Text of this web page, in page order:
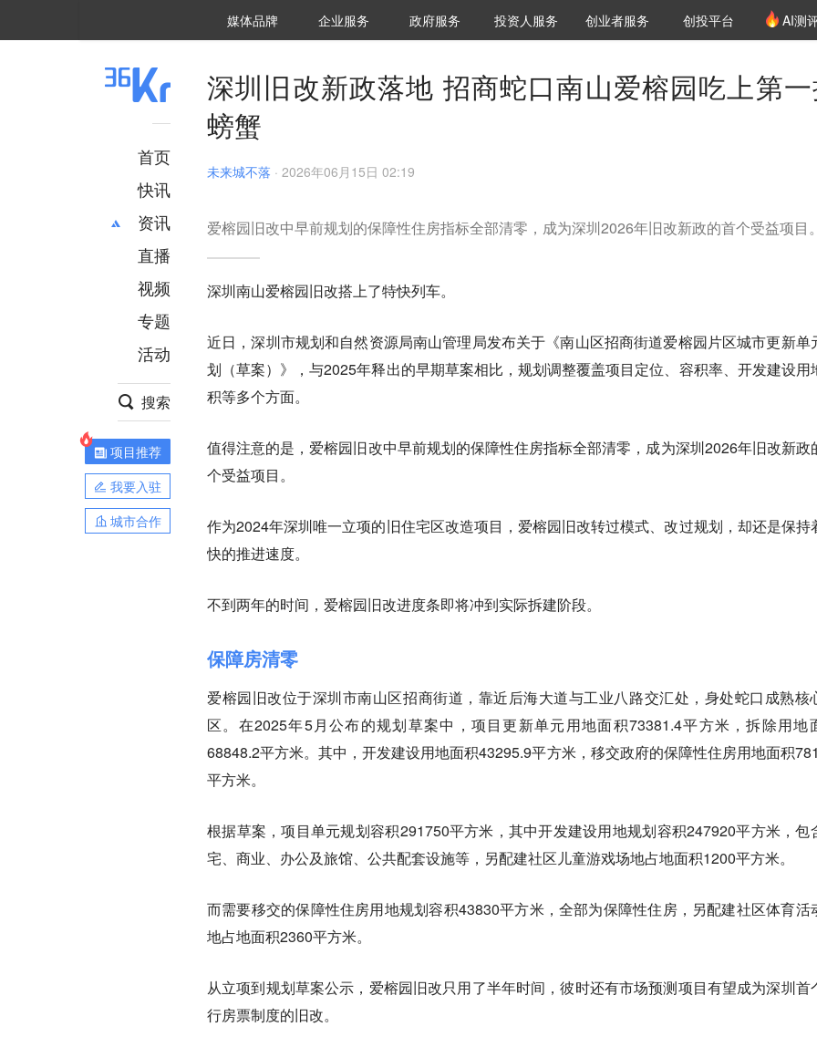
媒体品牌 36Kr研究院
企业服务 城市之窗
政府服务 VClub投资机构库
投资机构职位推介
投资人服务 创投氪堂
创业者服务 创投平台 AI测
首页
快讯
资讯
推荐
财经
项目推荐
安徽
直播
视频
专题
活动
搜索
项目推荐
我要入驻
城市合作
深圳旧改新政落地 招商蛇口南山爱榕园吃上第
螃蟹
未来城不落 · 2026年06月15日 02:19
爱榕园旧改中早前规划的保障性住房指标全部清零，成为深圳2026年旧改新政的首个受益项目。
深圳南山爱榕园旧改搭上了特快列车。
近日，深圳市规划和自然资源局南山管理局发布关于《南山区招商街道爱榕园片区城市更新单
划（草案）》，与2025年释出的早期草案相比，规划调整覆盖项目定位、容积率、开发建设用
积等多个方面。
值得注意的是，爱榕园旧改中早前规划的保障性住房指标全部清零，成为深圳2026年旧改新政
个受益项目。
作为2024年深圳唯一立项的旧住宅区改造项目，爱榕园旧改转过模式、改过规划，却还是保持
快的推进速度。
不到两年的时间，爱榕园旧改进度条即将冲到实际拆建阶段。
保障房清零
爱榕园旧改位于深圳市南山区招商街道，靠近后海大道与工业八路交汇处，身处蛇口成熟核
区。在2025年5月公布的规划草案中，项目更新单元用地面积73381.4平方米，拆除用地
68848.2平方米。其中，开发建设用地面积43295.9平方米，移交政府的保障性住房用地面积
平方米。
根据草案，项目单元规划容积291750平方米，其中开发建设用地规划容积247920平方米，包
宅、商业、办公及旅馆、公共配套设施等，另配建社区儿童游戏场地占地面积1200平方米。
而需要移交的保障性住房用地规划容积43830平方米，全部为保障性住房，另配建社区体育活
地占地面积2360平方米。
从立项到规划草案公示，爱榕园旧改只用了半年时间，彼时还有市场预测项目有望成为深圳首
行房票制度的旧改。